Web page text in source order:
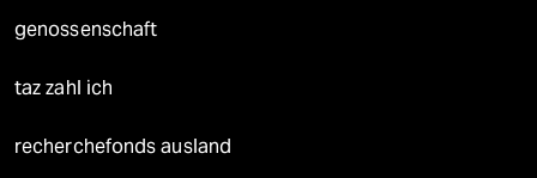
genossenschaft
taz zahl ich
recherchefonds ausland